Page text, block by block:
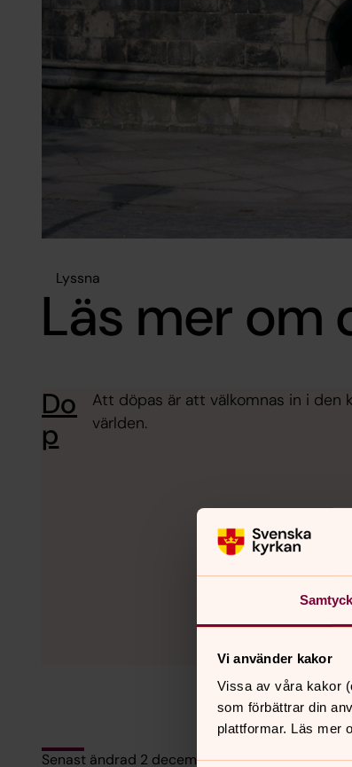
Vi använder kakor
Vissa av våra kakor
som förbättrar din
plattformar. Läs mer
Lyssna
Läs mer om
Do
p
Att döpas är att välkomnas in i den
världen.
Senast ändrad 2 december 2025